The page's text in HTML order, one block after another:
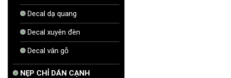
Decal dạ quang
Decal xuyên đèn
Decal vân gỗ
NẸP CHỈ DÁN CẠNH